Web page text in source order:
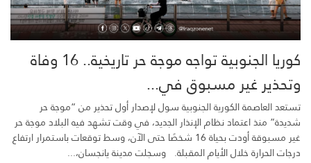
كوريا الجنوبية تواجه موجة حر تاريخية.. 16 وفاة
وتحذير غير مسبوق في...
تستعد العاصمة الكورية الجنوبية سول لإصدار أول تحذير من “موجة حر
شديدة” منذ اعتماد نظام الإنذار الجديد، في وقت تشهد فيه البلاد موجة حر
غير مسبوقة أودت بحياة 16 شخصًا حتى الآن، وسط توقعات باستمرار ارتفاع
درجات الحرارة خلال الأيام المقبلة. وسجلت مدينة يانجسان،...